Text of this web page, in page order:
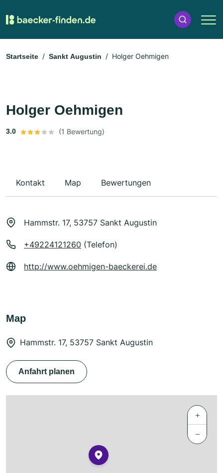
Startseite Sankt Augustin Holger Oehmigen
Holger Oehmigen
3.0 (1 Bewertung)
Kontakt Map Bewertungen
Hammstr. 17, 53757 Sankt Augustin
+49224121260 (Telefon)
http://www.oehmigen-baeckerei.de
Map
Hammstr. 17, 53757 Sankt Augustin
Anfahrt planen
+
−